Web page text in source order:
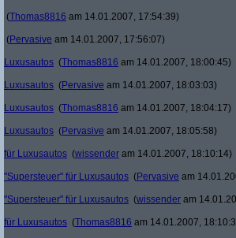
(Thomas8816 am 14.01.2007, 17:54:39)
(Pervasive am 14.01.2007, 17:56:07)
Luxusautos (Thomas8816 am 14.01.2007, 18:00:45)
Luxusautos (Pervasive am 14.01.2007, 18:03:03)
Luxusautos (Thomas8816 am 14.01.2007, 18:04:17)
Luxusautos (Pervasive am 14.01.2007, 18:05:58)
für Luxusautos (wissender am 14.01.2007, 18:10:14)
"Supersteuer" für Luxusautos (Pervasive am
"Supersteuer" für Luxusautos (wissender am
für Luxusautos (Thomas8816 am 14.01.2007,